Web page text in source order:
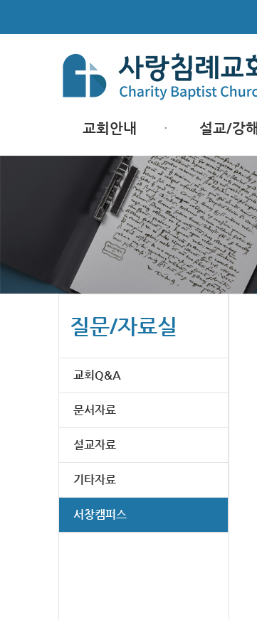
교회안내 설교/강해
질문/자료실
교회Q&A
문서자료
설교자료
기타자료
서창캠퍼스